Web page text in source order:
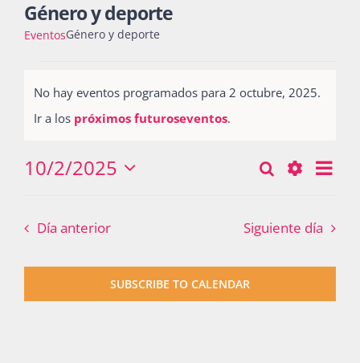
La Boletina
Género y deporte
EventosGénero y deporte
for
octubre,
Notice
No hay eventos programados para 2 octubre, 2025.
Ir a los próximos futuroseventos.
Búsqueda
navegació
de
vistas
Buscar Día
10/2/2025
Día anterior Siguiente día
SUBSCRIBE TO CALENDAR